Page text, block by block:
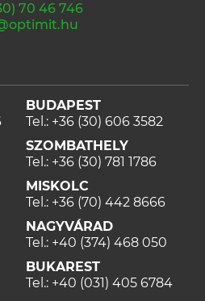
70 46 746
BUDAPEST
Tel.: +36 (30) 606 3582
SZOMBATHELY
Tel.: +36 (30) 781 1786
MISKOLC
Tel.: +36 (70) 442 8666
NAGYVÁRAD
Tel.: +40 (374) 468 050
BUKAREST
Tel.: +40 (031) 405 6784